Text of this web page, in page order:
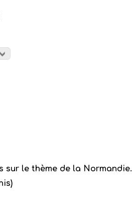
sur le thème de la Normandie.